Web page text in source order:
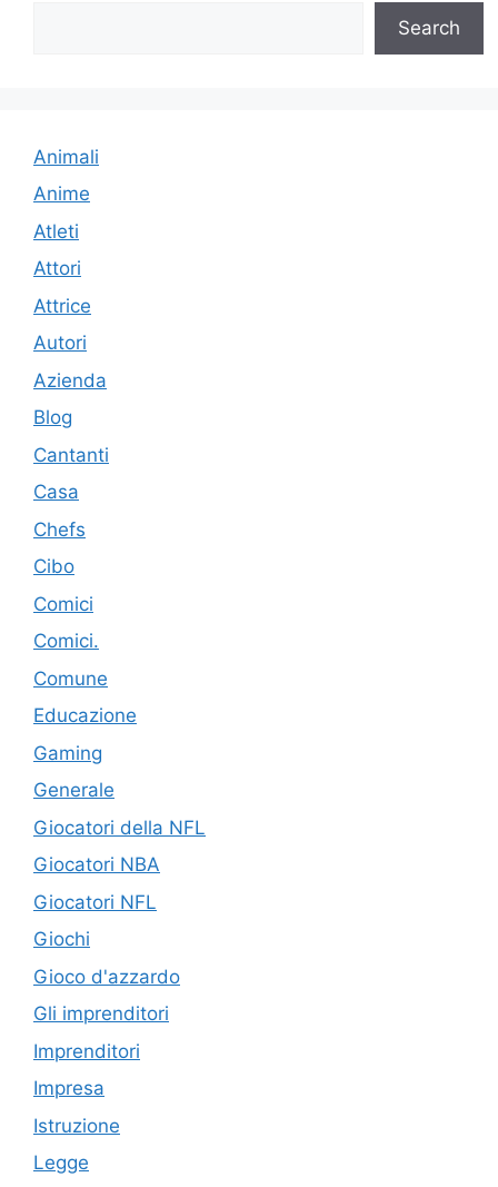
Search
Animali
Anime
Atleti
Attori
Attrice
Autori
Azienda
Blog
Cantanti
Casa
Chefs
Cibo
Comici
Comici.
Comune
Educazione
Gaming
Generale
Giocatori della NFL
Giocatori NBA
Giocatori NFL
Giochi
Gioco d'azzardo
Gli imprenditori
Imprenditori
Impresa
Istruzione
Legge